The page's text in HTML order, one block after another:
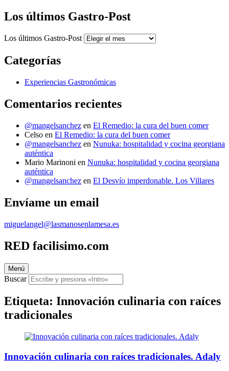
Los últimos Gastro-Post
Los últimos Gastro-Post
Categorías
Experiencias Gastronómicas
Comentarios recientes
@mangelsanchez en El Remedio: la cura del buen comer
Celso en El Remedio: la cura del buen comer
@mangelsanchez en Nunuka: hospitalidad y cocina georgiana
auténtica
Mario Marinoni en Nunuka: hospitalidad y cocina georgiana
auténtica
@mangelsanchez en El Desvío imperdonable. Los Villares
Envíame un email
miguelangel@lasmanosenlamesa.es
RED facilisimo.com
Menú
Buscar
Etiqueta: Innovación culinaria con raíces
tradicionales
Innovación culinaria con raíces tradicionales. Adaly